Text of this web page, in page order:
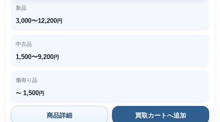
新品
3,000〜12,200円
中古品
1,500〜9,200円
傷有り品
〜 1,500円
商品詳細 買取カートへ追加